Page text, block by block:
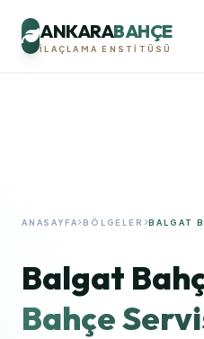
ANKARABAHÇE
İLAÇLAMA ENSTITÜSÜ
ANASAYFA BÖLGELER BALGAT
Balgat
Bahçe